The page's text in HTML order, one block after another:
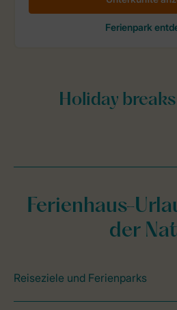
Ferienhaus-
der
Reiseziele und Ferienparks